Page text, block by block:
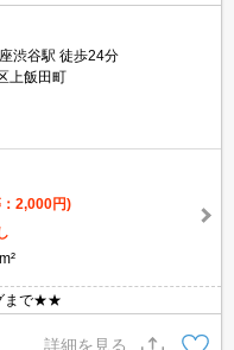
渋谷駅 徒歩24分
上飯田町
2,000円)
まで★★
詳細を見る